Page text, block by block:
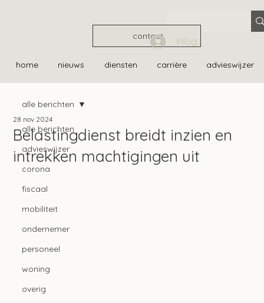
contact
home nieuws diensten carrière advieswijzer
Inloggen
alle berichten
advieswijzer
corona
fiscaal
mobiliteit
ondernemer
personeel
woning
overig
alle berichten
Belastingdienst breidt inzien en
intrekken machtigingen uit
28 nov 2024